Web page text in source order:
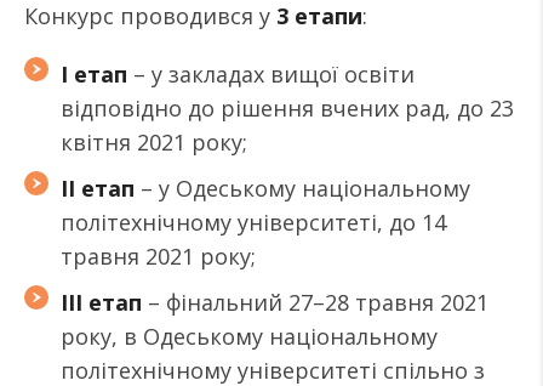
Конкурс проводився у 3 етапи:
І етап – у закладах вищої освіти
відповідно до рішення вчених рад, до 23
квітня 2021 року;
ІІ етап – у Одеському національному
політехнічному університеті, до 14
травня 2021 року;
ІІІ етап – фінальний 27–28 травня 2021
року, в Одеському національному
політехнічному університеті спільно з